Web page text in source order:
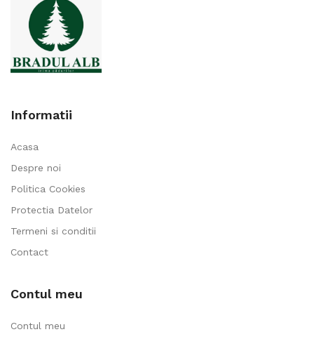
Informatii
Acasa
Despre noi
Politica Cookies
Protectia Datelor
Termeni si conditii
Contact
Contul meu
Contul meu